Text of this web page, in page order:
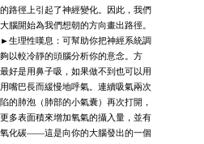
路徑上引起了神經變化。因此，我們
腦開始為我們想朝的方向畫出路徑。
生理性嘆息：可幫助你把神經系統調
以較冷靜的頭腦分析你的意念。方
好是用鼻子吸，如果做不到也可以用
嘴巴長而緩慢地呼氣。連續吸氣兩次
的肺泡（肺部的小氣囊）再次打開，
多表面積來增加氧氣的攝入量，並有
化碳——這是向你的大腦發出的一個